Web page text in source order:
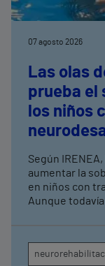
07 agosto 2026
Las olas
prueba el
los niños
Según
aumentar la
en niños con
Aunque
atención, la
conducta